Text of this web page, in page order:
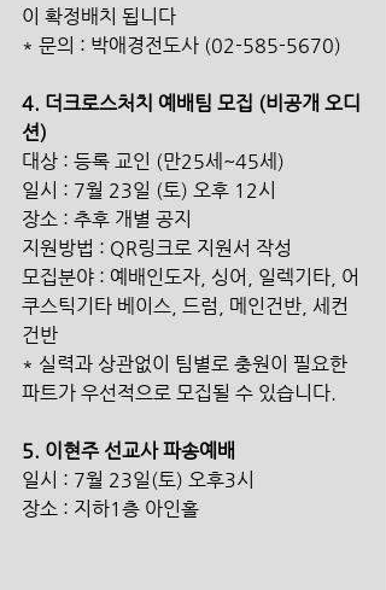
이 확정배치 됩니다
* 문의 : 박애경전도사 (02-585-5670)
4. 더크로스처치 예배팀 모집 (비공개 오디
션)
대상 : 등록 교인 (만25세~45세)
일시 : 7월 23일 (토) 오후 12시
장소 : 추후 개별 공지
지원방법 : QR링크로 지원서 작성
모집분야 : 예배인도자, 싱어, 일렉기타, 어
쿠스틱기타 베이스, 드럼, 메인건반, 세컨
건반
* 실력과 상관없이 팀별로 충원이 필요한
파트가 우선적으로 모집될 수 있습니다.
5. 이현주 선교사 파송예배
일시 : 7월 23일(토) 오후3시
장소 : 지하1층 아인홀